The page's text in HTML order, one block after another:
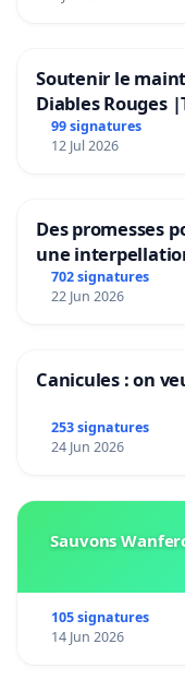
Soutenir le
Diables Rouges
Rudi Garcia als
99 signatures
12 Jul 2026
Des promesses
une
climat et de
702 signatures
22 Jun 2026
Canicules : on
253 signatures
24 Jun 2026
Sauvons
105 signatures
14 Jun 2026